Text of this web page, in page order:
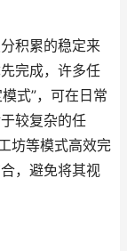
积累的稳定来
完成，许多任
式”，可在日常
较复杂的任
坊等模式高效完
，避免将其视